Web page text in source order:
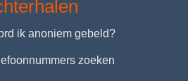
ik anoniem gebeld?
zoeken